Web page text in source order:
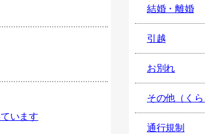
います
結婚・離婚
引越
お別れ
その他（くら
通行規制